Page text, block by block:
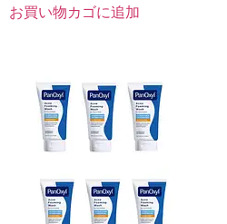
お買い物カゴに追加